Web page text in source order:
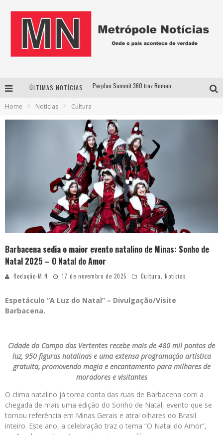
ÚLTIMAS NOTÍCIAS Cantor Evandro Jr. na programação da Nova Sertaneja FM
Home Notícias Cultura
Barbacena sedia o maior evento natalino de Minas: Sonho de
Natal 2025 – O Natal do Amor
Redação-M.N 17 de novembro de 2025 Cultura, Notícias
Espetáculo “A Luz do Natal” – Divulgação/Visite
Barbacena.
Cidade do Campo das Vertentes recebe mais de 480 mil pontos de
luz, 950 figuras natalinas e uma extensa programação artística
gratuita, promovendo magia e encantamento para milhares de
moradores e visitantes
O clima natalino já toma conta das ruas de Barbacena com a
chegada de mais uma edição do Sonho de Natal, evento que se
tornou referência em Minas Gerais e atrai olhares do Brasil
inteiro. Este ano, a celebração traz o tema “O Natal do Amor”,